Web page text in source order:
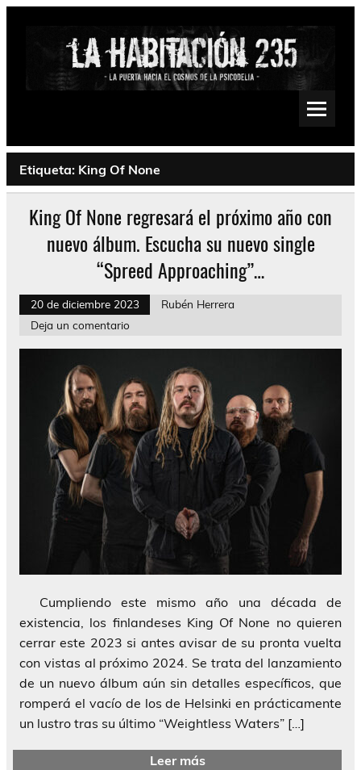
Saltar
Psychedelic, Stoner, Doom, Sludge, Fuzz, Space, Drone
Etiqueta: King Of None
King Of None regresará el próximo año con
nuevo álbum. Escucha su nuevo single
“Spreed Approaching”…
20 de diciembre 2023
Rubén Herrera
Deja un comentario
Cumpliendo este mismo año una década de
existencia, los finlandeses King Of None no quieren
cerrar este 2023 si antes avisar de su pronta vuelta
con vistas al próximo 2024. Se trata del lanzamiento
de un nuevo álbum aún sin detalles específicos, que
romperá el vacío de los de Helsinki en prácticamente
un lustro tras su último “Weightless Waters” […]
Leer más